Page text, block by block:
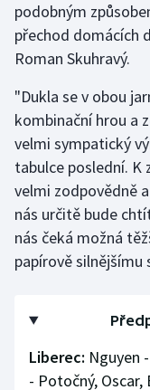
Stolní tenis
Triatlon
Veslování
Vodní slalom
Volejbal
Ostatní
podobným
přechod domácích
Roman Skuhravý.
"Dukla se v obou
kombinační hrou a
velmi sympatický
tabulce poslední. K
velmi zodpovědně
nás určitě bude
nás čeká možná
papírově silnějšímu
Liberec: Nguyen
- Potočný, Oscar,